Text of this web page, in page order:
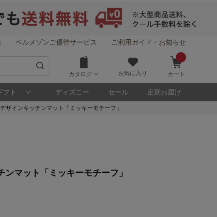
ベルメゾンご優待サービス ご利用ガイド・お知らせ
カタログ お気に入り カート
フト ディズニー セール 定期お届け
ザインキッチンマット「ミッキーモチーフ」
マット「ミッキーモチーフ」